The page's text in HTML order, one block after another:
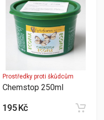
Prostředky proti škůdcům
Chemstop 250ml
195 Kč